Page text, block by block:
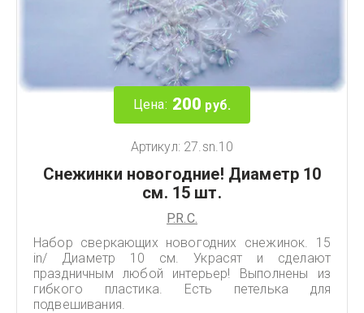
Цена: 200 руб.
Артикул: 27.sn.10
Снежинки новогодние! Диаметр 10
см. 15 шт.
P.R.C.
Набор сверкающих новогодних снежинок. 15
in/ Диаметр 10 см. Украсят и сделают
праздничным любой интерьер! Выполнены из
гибкого пластика. Есть петелька для
подвешивания.